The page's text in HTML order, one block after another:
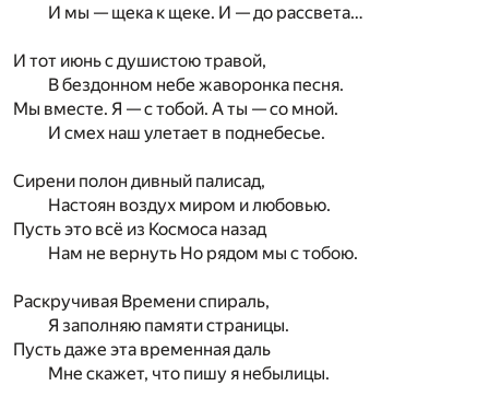
И мы — щека к щеке. И — до рассвета…
И тот июнь с душистою травой,
В бездонном небе жаворонка песня.
Мы вместе. Я — с тобой. А ты — со мной.
И смех наш улетает в поднебесье.
Сирени полон дивный палисад,
Настоян воздух миром и любовью.
Пусть это всё из Космоса назад
Нам не вернуть Но рядом мы с тобою.
Раскручивая Времени спираль,
Я заполняю памяти страницы.
Пусть даже эта временная даль
Мне скажет, что пишу я небылицы.